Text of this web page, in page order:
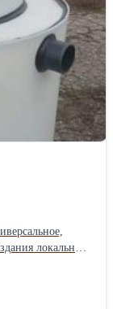
Тип
Самотечный/
давления
локальных
и коттеджных
станции, в
жесткость и